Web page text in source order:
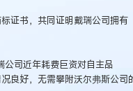
证书，共同证明戴瑞公司拥有
司近年耗费巨资对自主品
良好，无需攀附沃尔弗斯公司